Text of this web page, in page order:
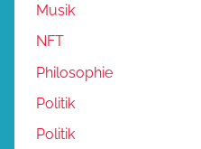
Musik
NFT
Philosophie
Politik
Politik